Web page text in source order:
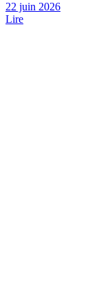
22 juin 2026
Lire